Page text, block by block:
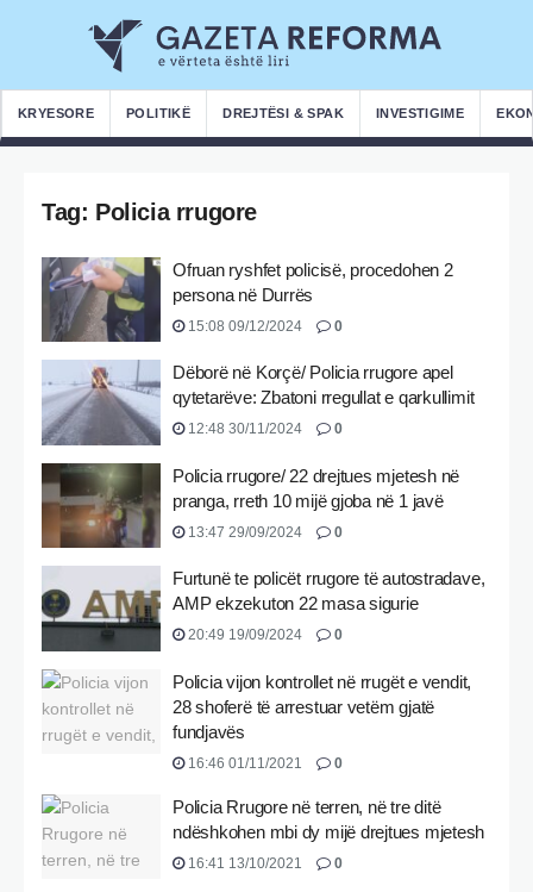
KRYESORE POLITIKË DREJTËSI & SPAK INVESTIGIME
Tag: Policia rrugore
Ofruan ryshfet policisë, procedohen 2
persona në Durrës
15:08 09/12/2024 0
Dëborë në Korçë/ Policia rrugore apel
qytetarëve: Zbatoni rregullat e qarkullimit
12:48 30/11/2024 0
Policia rrugore/ 22 drejtues mjetesh në
pranga, rreth 10 mijë gjoba në 1 javë
13:47 29/09/2024 0
Furtunë te policët rrugore të autostradave,
AMP ekzekuton 22 masa sigurie
20:49 19/09/2024 0
Policia vijon kontrollet në rrugët e vendit,
28 shoferë të arrestuar vetëm gjatë
fundjavës
16:46 01/11/2021 0
Policia Rrugore në terren, në tre ditë
ndëshkohen mbi dy mijë drejtues mjetesh
16:41 13/10/2021 0